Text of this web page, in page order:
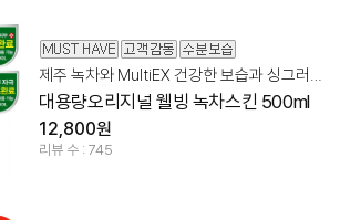
제주 녹차와 MultiEX 건강한 보습과 싱그러움
대용량오리지널 웰빙 녹차스킨 500ml
12,800원
리뷰 수 : 745